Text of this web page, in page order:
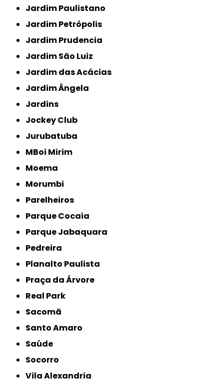
Jardim Paulistano
Jardim Petrópolis
Jardim Prudencia
Jardim São Luiz
Jardim das Acácias
Jardim Ângela
Jardins
Jockey Club
Jurubatuba
MBoi Mirim
Moema
Morumbi
Parelheiros
Parque Cocaia
Parque Jabaquara
Pedreira
Planalto Paulista
Praça da Árvore
Real Park
Sacomã
Santo Amaro
Saúde
Socorro
Vila Alexandria